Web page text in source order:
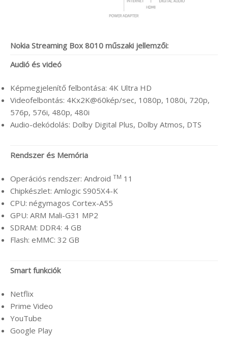
Nokia Streaming Box 8010 műszaki jellemzői:
Audió és videó
Képmegjelenítő felbontása: 4K Ultra HD
Videofelbontás: 4Kx2K@60kép/sec, 1080p, 1080i, 720p,
576p, 576i, 480p, 480i
Audio-dekódolás: Dolby Digital Plus, Dolby Atmos, DTS
Rendszer és Memória
Operációs rendszer: Android TM 11
Chipkészlet: Amlogic S905X4-K
CPU: négymagos Cortex-A55
GPU: ARM Mali-G31 MP2
SDRAM: DDR4: 4 GB
Flash: eMMC: 32 GB
Smart funkciók
Netflix
Prime Video
YouTube
Google Play